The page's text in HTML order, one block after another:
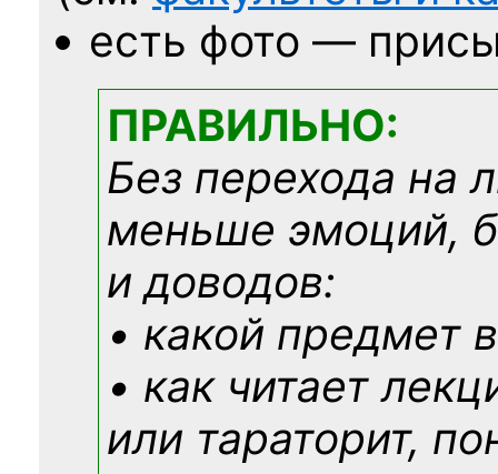
есть фото —
ПРАВИЛЬНО:
Без перехода на
меньше эмоций,
и доводов:
• какой предмет
• как читает
или тараторит,